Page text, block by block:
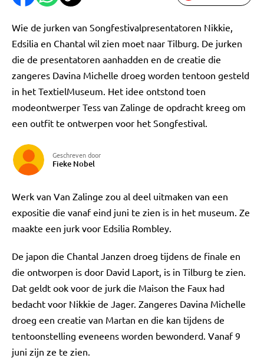
Wie de jurken van Songfestivalpresentatoren Nikkie,
Edsilia en Chantal wil zien moet naar Tilburg. De jurken
die de presentatoren aanhadden en de creatie die
zangeres Davina Michelle droeg worden tentoon gesteld
in het TextielMuseum. Het idee ontstond toen
modeontwerper Tess van Zalinge de opdracht kreeg om
een outfit te ontwerpen voor het Songfestival.
Geschreven door
Fieke Nobel
Werk van Van Zalinge zou al deel uitmaken van een
expositie die vanaf eind juni te zien is in het museum. Ze
maakte een jurk voor Edsilia Rombley.
De japon die Chantal Janzen droeg tijdens de finale en
die ontworpen is door David Laport, is in Tilburg te zien.
Dat geldt ook voor de jurk die Maison the Faux had
bedacht voor Nikkie de Jager. Zangeres Davina Michelle
droeg een creatie van Martan en die kan tijdens de
tentoonstelling eveneens worden bewonderd. Vanaf 9
juni zijn ze te zien.